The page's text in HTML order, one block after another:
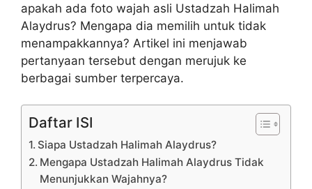
apakah ada foto wajah asli Ustadzah Halimah
Alaydrus? Mengapa dia memilih untuk tidak
menampakkannya? Artikel ini menjawab
pertanyaan tersebut dengan merujuk ke
berbagai sumber terpercaya.
Daftar ISI
Siapa Ustadzah Halimah Alaydrus?
Mengapa Ustadzah Halimah Alaydrus Tidak
Menunjukkan Wajahnya?